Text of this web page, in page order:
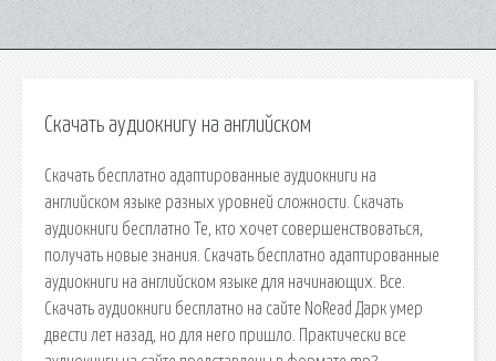
Скачать аудиокнигу на английском
Скачать бесплатно адаптированные аудиокниги на
английском языке разных уровней сложности. Скачать
аудиокниги бесплатно Те, кто хочет совершенствоваться,
получать новые знания. Скачать бесплатно адаптированные
аудиокниги на английском языке для начинающих. Все.
Скачать аудиокниги бесплатно на сайте NoRead Дарк умер
двести лет назад, но для него пришло. Практически все